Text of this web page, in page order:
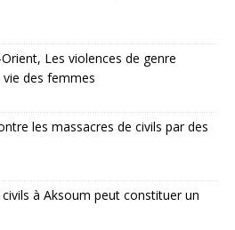
Les violences de genre
des femmes
les massacres de civils par des
à Aksoum peut constituer un